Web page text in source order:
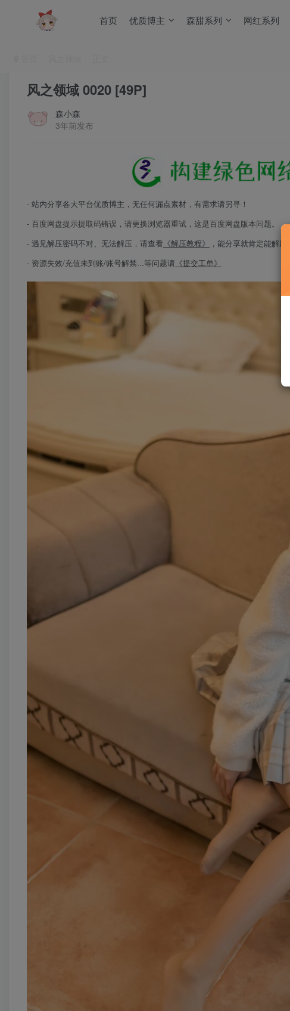
首页 优质博主 森甜系列 网红系列
风之领域 0020 [49P]
森小森
3年前发布
- 站内分享各大平台优质博主，无任何漏点素材，有需求请另寻！
- 百度网盘提示提取码错误，请更换浏览器重试，这是百度网盘版本问题。
- 遇见解压密码不对、无法解压，请查看 《解压教程》
，能分享就肯定能解压！
- 资源失效/充值未到账/账号解禁...等问题请 《提交工单》